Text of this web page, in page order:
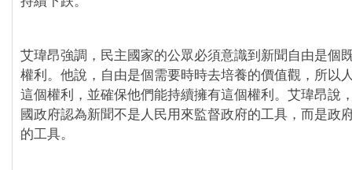
艾瑋昂強調，民主國家的公眾必須意識到新聞自由是個
權利。他說，自由是個需要時時去培養的價值觀，所以
這個權利，並確保他們能持續擁有這個權利。艾瑋昂說
國政府認為新聞不是人民用來監督政府的工具，而是政
的工具。